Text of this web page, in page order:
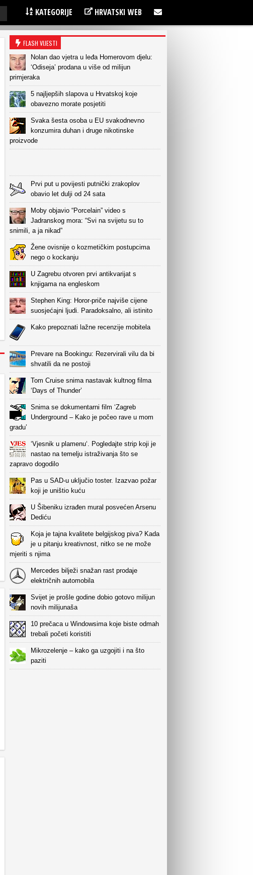
KATEGORIJE HRVATSKI WEB
FLASH VIJESTI
Nolan dao vjetra u leđa Homerovom djelu:
‘Odiseja’ prodana u više od milijun
primjeraka
5 najljepših slapova u Hrvatskoj koje
obavezno morate posjetiti
Svaka šesta osoba u EU svakodnevno
konzumira duhan i druge nikotinske
proizvode
Prvi put u povijesti putnički zrakoplov
obavio let dulji od 24 sata
Moby objavio “Porcelain” video s
Jadranskog mora: “Svi na svijetu su to
snimili, a ja nikad”
Žene ovisnije o kozmetičkim postupcima
nego o kockanju
U Zagrebu otvoren prvi antikvarijat s
knjigama na engleskom
Stephen King: Horor-priče najviše cijene
suosjećajni ljudi. Paradoksalno, ali istinito
Kako prepoznati lažne recenzije mobitela
Prevare na Bookingu: Rezervirali vilu da bi
shvatili da ne postoji
Tom Cruise snima nastavak kultnog filma
‘Days of Thunder’
Snima se dokumentarni film ‘Zagreb
Underground – Kako je počeo rave u mom
gradu’
‘Vjesnik u plamenu‘. Pogledajte strip koji je
nastao na temelju istraživanja što se
zapravo dogodilo
Pas u SAD-u uključio toster. Izazvao požar
koji je uništio kuću
U Šibeniku izrađen mural posvećen Arsenu
Dediću
Koja je tajna kvalitete belgijskog piva? Kada
je u pitanju kreativnost, nitko se ne može
mjeriti s njima
Mercedes bilježi snažan rast prodaje
električnih automobila
Svijet je prošle godine dobio gotovo milijun
novih milijunaša
10 prečaca u Windowsima koje biste odmah
trebali početi koristiti
Mikrozelenje – kako ga uzgojiti i na što
paziti